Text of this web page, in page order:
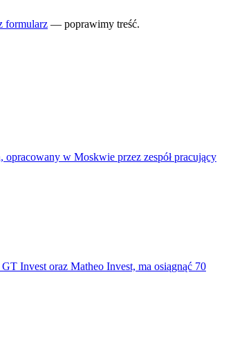
formularz — poprawimy treść.
w Moskwie przez zespół pracujący
Invest oraz Matheo Invest, ma osiągnąć 70